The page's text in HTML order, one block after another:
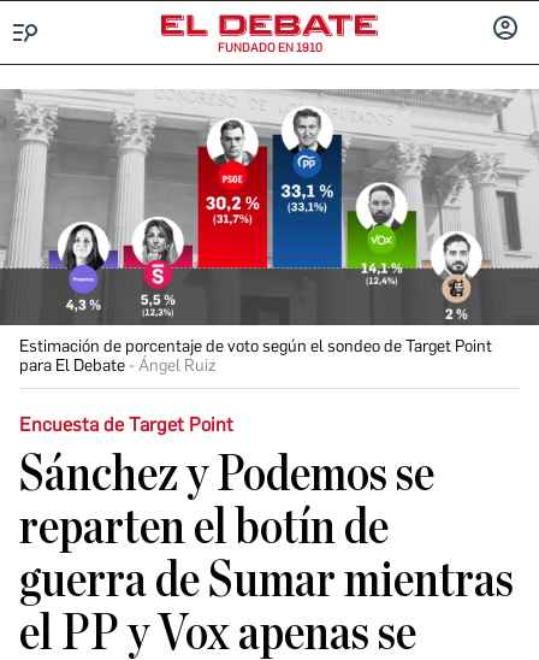
FUNDADO EN 1910
Estimación de porcentaje de voto según el sondeo de Target Point
para El Debate
Ángel Ruiz
Encuesta de Target Point
Sánchez y Podemos se
reparten el botín de
guerra de Sumar mientras
el PP y Vox apenas se